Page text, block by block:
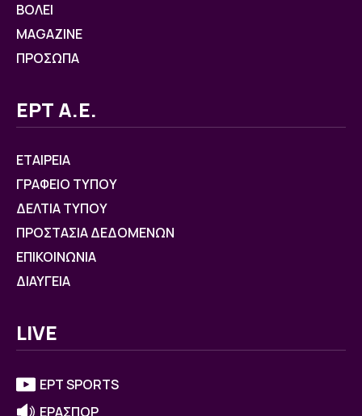
ΒOΛΕΙ
MAGAZINE
ΠΡΟΣΩΠΑ
ΕΡΤ Α.Ε.
ΕΤΑΙΡΕΙΑ
ΓΡΑΦΕΙΟ ΤΥΠΟΥ
ΔΕΛΤΙΑ ΤΥΠΟΥ
ΠΡΟΣΤΑΣΙΑ ΔΕΔΟΜΕΝΩΝ
ΕΠΙΚΟΙΝΩΝΙΑ
ΔΙΑΥΓΕΙΑ
LIVE
ΕΡΤ SPORTS
ΕΡΑΣΠΟΡ